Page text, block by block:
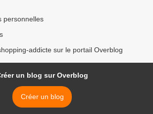
personnelles
addicte sur le portail Overblog
un blog sur Overblog
Créer un blog